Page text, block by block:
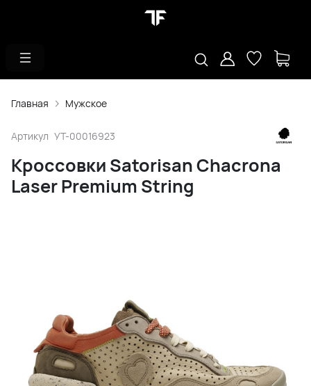
Главная Мужское
Артикул УТ-00016923
Кроссовки Satorisan Chacrona
Laser Premium String